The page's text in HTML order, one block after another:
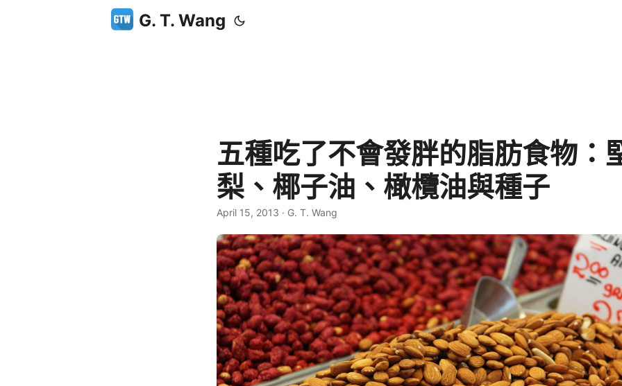
G. T. Wang
五種吃了不會發胖的脂肪食物：
梨、椰子油、橄欖油與種子
April 15, 2013 · G. T. Wang